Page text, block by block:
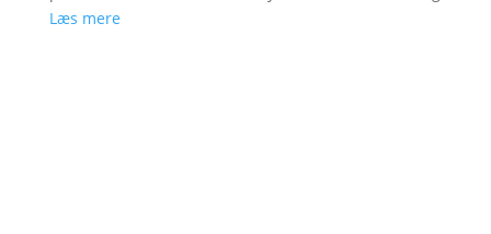
Læs mere